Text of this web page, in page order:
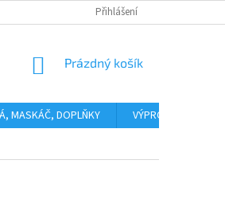
Přihlášení
NÁKUPNÍ
Prázdný košík
MASKÁČ, DOPLŇKY VÝPRODEJ